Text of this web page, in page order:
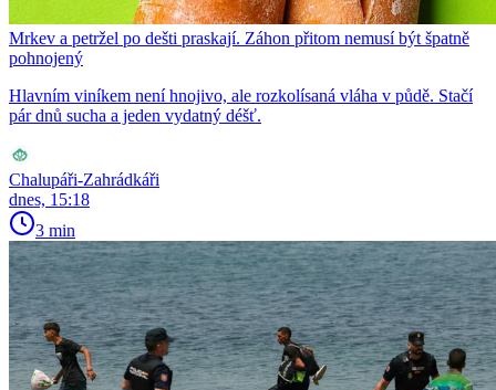
Mrkev a petržel po dešti praskají. Záhon přitom nemusí být špatně
pohnojený
Hlavním viníkem není hnojivo, ale rozkolísaná vláha v půdě. Stačí
pár dnů sucha a jeden vydatný déšť.
Chalupáři-Zahrádkáři
dnes, 15:18
3 min